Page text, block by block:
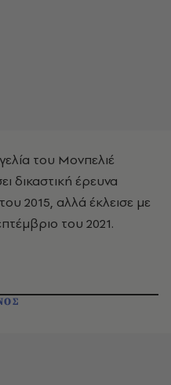
του Μονπελιέ
δικαστική έρευνα
2015, αλλά έκλεισε με
του 2021.